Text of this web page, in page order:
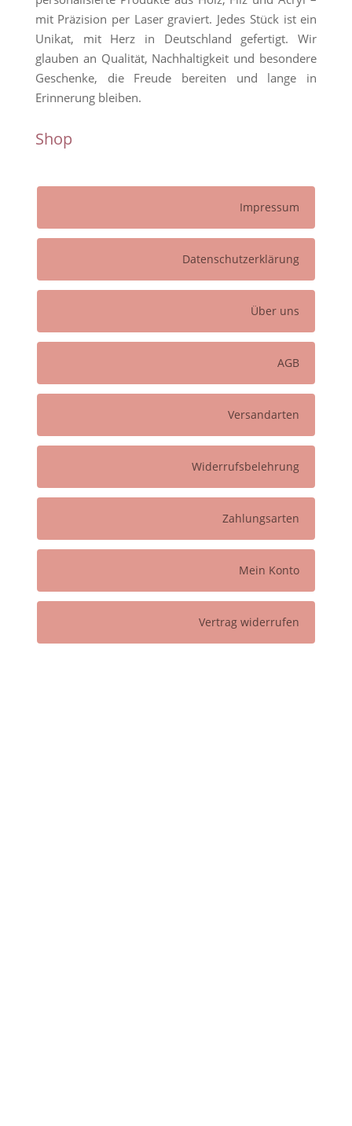
mit Präzision per Laser graviert. Jedes Stück ist ein
Unikat, mit Herz in Deutschland gefertigt. Wir
glauben an Qualität, Nachhaltigkeit und besondere
Geschenke, die Freude bereiten und lange in
Erinnerung bleiben.
Shop
Impressum
Datenschutzerklärung
Über uns
AGB
Versandarten
Widerrufsbelehrung
Zahlungsarten
Mein Konto
Vertrag widerrufen